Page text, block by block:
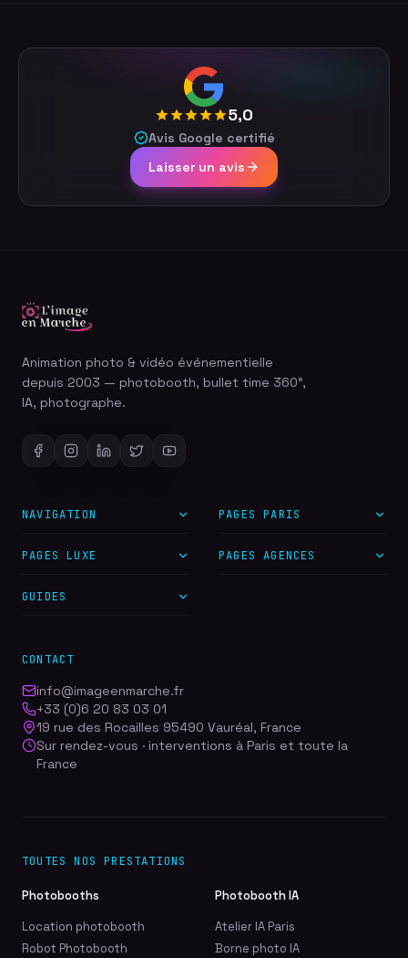
5,0
Avis Google certifié
Laisser un avis
Animation photo & vidéo événementielle
depuis 2003 — photobooth, bullet time 360°,
IA, photographe.
NAVIGATION PAGES PARIS
PAGES LUXE PAGES AGENCES
GUIDES
CONTACT
info@imageenmarche.fr
+33 (0)6 20 83 03 01
19 rue des Rocailles 95490 Vauréal, France
Sur rendez-vous · interventions à Paris et toute la
France
TOUTES NOS PRESTATIONS
Photobooths
Location photobooth
Robot Photobooth
Photobooth IA
Atelier IA Paris
Borne photo IA